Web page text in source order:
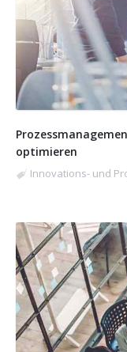
optimieren
Innovations- und